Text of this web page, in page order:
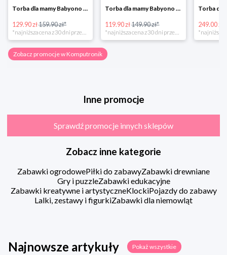
Torba dla mamy Babyono 1505/01 Comfort Icoinic 5/5
129.90 zł159.90 zł*
Torba dla mamy Babyono 1507/01 Comfort Chic w super cenie
119.90 zł149.90 zł* 249.00 zł
Zobacz promocje w Komputronik
Inne promocje
Sprawdź promocje innych sklepów
Zobacz inne kategorie
Zabawki ogrodowePiłki do zabawyZabawki drewniane
Gry i puzzleZabawki edukacyjne
Zabawki kreatywne i artystyczneKlockiPojazdy do zabawy
Lalki, zestawy i figurkiZabawki dla niemowląt
Najnowsze artykuły Pokaż wszystkie